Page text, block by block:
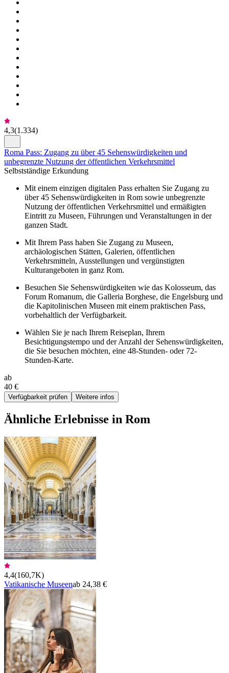
4,3(1.334)
Roma Pass: Zugang zu über 45 Sehenswürdigkeiten und
unbegrenzte Nutzung der öffentlichen Verkehrsmittel
Selbstständige Erkundung
Mit einem einzigen digitalen Pass erhalten Sie Zugang zu
über 45 Sehenswürdigkeiten in Rom sowie unbegrenzte
Nutzung der öffentlichen Verkehrsmittel und ermäßigten
Eintritt zu Museen, Führungen und Veranstaltungen in der
ganzen Stadt.
Mit Ihrem Pass haben Sie Zugang zu Museen,
archäologischen Stätten, Galerien, öffentlichen
Verkehrsmitteln, Ausstellungen und vergünstigten
Kulturangeboten in ganz Rom.
Besuchen Sie Sehenswürdigkeiten wie das Kolosseum, das
Forum Romanum, die Galleria Borghese, die Engelsburg und
die Kapitolinischen Museen mit einem praktischen Pass,
vorbehaltlich der Verfügbarkeit.
Wählen Sie je nach Ihrem Reiseplan, Ihrem
Besichtigungstempo und der Anzahl der Sehenswürdigkeiten,
die Sie besuchen möchten, eine 48-Stunden- oder 72-
Stunden-Karte.
ab
40 €
Verfügbarkeit prüfen Weitere infos
Ähnliche Erlebnisse in Rom
4,4(160,7K)
Vatikanische Museenab 24,38 €